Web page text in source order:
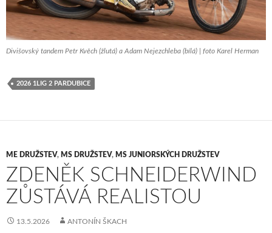
Divišovský tandem Petr Kvěch (žlutá) a Adam Nejezchleba (bílá) | foto Karel Herman
2026 1LIG 2 PARDUBICE
ME DRUŽSTEV, MS DRUŽSTEV, MS JUNIORSKÝCH DRUŽSTEV
ZDENĚK SCHNEIDERWIND
ZŮSTÁVÁ REALISTOU
13.5.2026 ANTONÍN ŠKACH